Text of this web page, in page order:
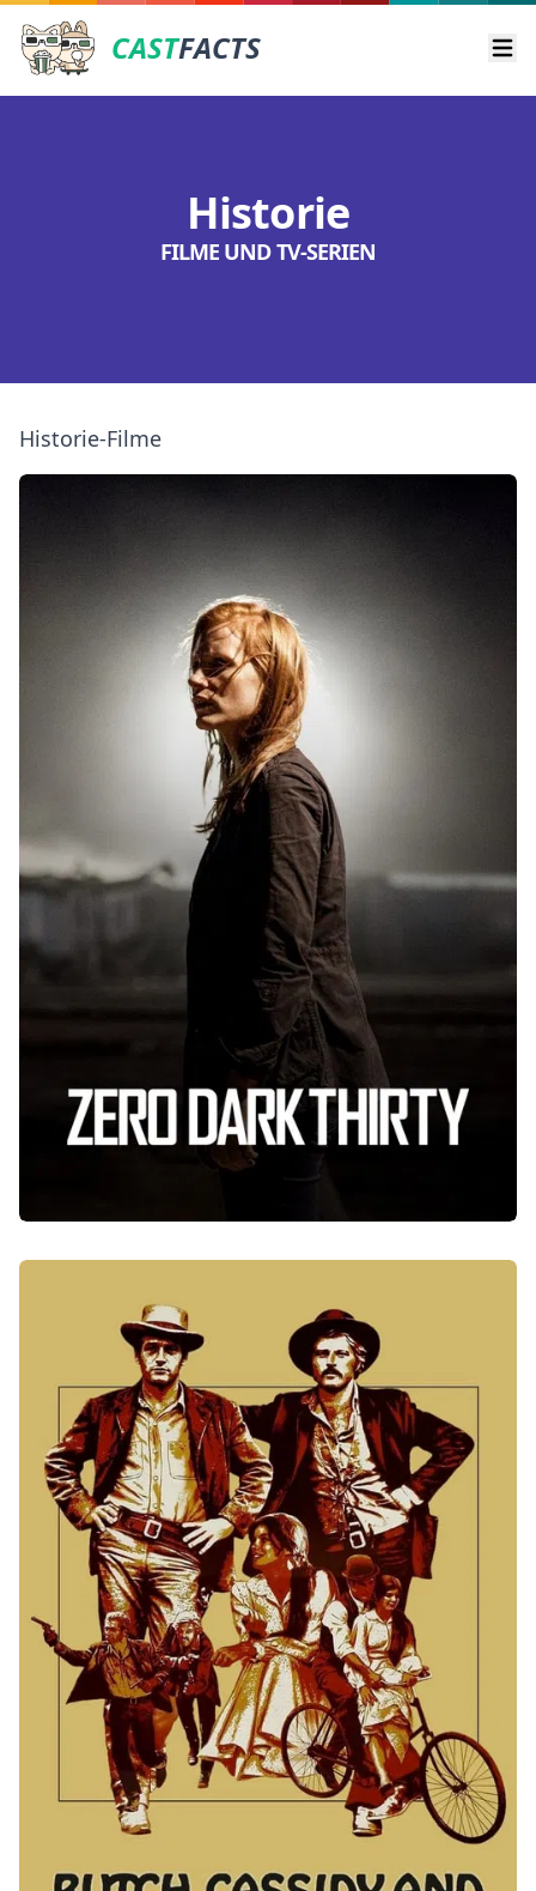
CASTFACTS
Historie
FILME UND TV-SERIEN
Historie-Filme